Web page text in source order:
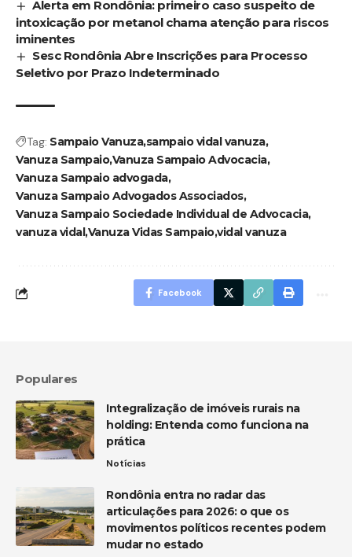
Alerta em Rondônia: primeiro caso suspeito de
intoxicação por metanol chama atenção para riscos
iminentes
Sesc Rondônia Abre Inscrições para Processo
Seletivo por Prazo Indeterminado
Tag: Sampaio Vanuzasampaio vidal vanuza
Vanuza SampaioVanuza Sampaio Advocacia
Vanuza Sampaio advogada
Vanuza Sampaio Advogados Associados
Vanuza Sampaio Sociedade Individual de Advocacia
vanuza vidal Vanuza Vidas Sampaiovidal vanuza
Facebook
Populares
Integralização de imóveis rurais na
holding: Entenda como funciona na
prática
Notícias
Rondônia entra no radar das
articulações para 2026: o que os
movimentos políticos recentes podem
mudar no estado